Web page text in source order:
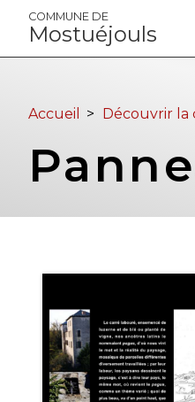
Panneau de gestion des
COMMUNE DE
Mostuéjouls
Accueil > Découvrir la